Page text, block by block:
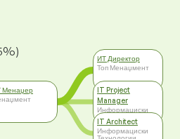
Менаџер
ИТ Директор
Топ Менаџмент
IT Project
Manager
Информациски
Технологии
IT Architect
Информациски